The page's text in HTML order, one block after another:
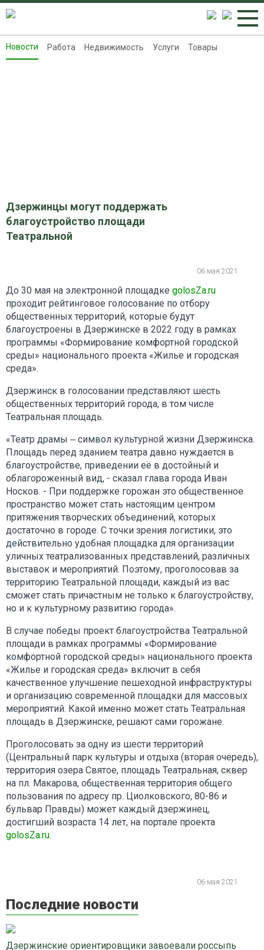
Новости
Новости Работа Недвижимость Услуги Товары
Дзержинцы могут поддержать
благоустройство площади
Театральной
06 мая 2021
До 30 мая на электронной площадке golosZa.ru
проходит рейтинговое голосование по отбору
общественных территорий, которые будут
благоустроены в Дзержинске в 2022 году в рамках
программы «Формирование комфортной городской
среды» национального проекта «Жилье и городская
среда».
Дзержинск в голосовании представляют шесть
общественных территорий города, в том числе
Театральная площадь.
«Театр драмы ‒ символ культурной жизни Дзержинска.
Площадь перед зданием театра давно нуждается в
благоустройстве, приведении её в достойный и
облагороженный вид, - сказал глава города Иван
Носков. - При поддержке горожан это общественное
пространство может стать настоящим центром
притяжения творческих объединений, которых
достаточно в городе. С точки зрения логистики, это
действительно удобная площадка для организации
уличных театрализованных представлений, различных
выставок и мероприятий. Поэтому, проголосовав за
территорию Театральной площади, каждый из вас
сможет стать причастным не только к благоустройству,
но и к культурному развитию города».
В случае победы проект благоустройства Театральной
площади в рамках программы «Формирование
комфортной городской среды» национального проекта
«Жилье и городская среда» включит в себя
качественное улучшение пешеходной инфраструктуры
и организацию современной площадки для массовых
мероприятий. Какой именно может стать Театральная
площадь в Дзержинске, решают сами горожане.
Проголосовать за одну из шести территорий
(Центральный парк культуры и отдыха (вторая очередь),
территория озера Святое, площадь Театральная, сквер
на пл. Макарова, общественная территория общего
пользования по адресу пр. Циолковского, 80-86 и
бульвар Правды) может каждый дзержинец,
достигший возраста 14 лет, на портале проекта
golosZa.ru.
06 мая 2021
Последние новости
Дзержинские ориентировщики завоевали россыпь